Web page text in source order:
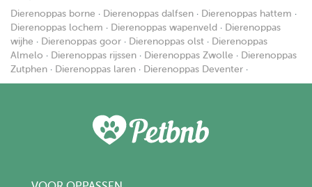
Dierenoppas borne · Dierenoppas dalfsen · Dierenoppas hattem ·
Dierenoppas lochem · Dierenoppas wapenveld · Dierenoppas
wijhe · Dierenoppas goor · Dierenoppas olst · Dierenoppas
Almelo · Dierenoppas rijssen · Dierenoppas Zwolle · Dierenoppas
Zutphen · Dierenoppas laren · Dierenoppas Deventer ·